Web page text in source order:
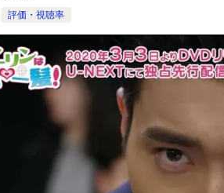
評価・視聴率